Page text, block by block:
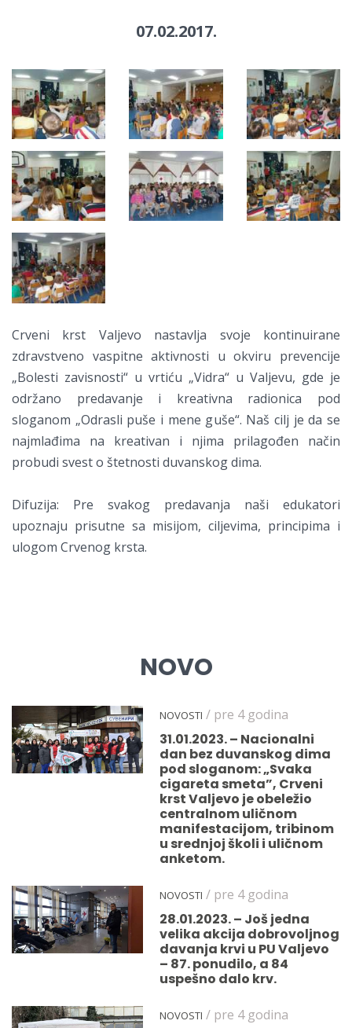
07.02.2017.
Crveni krst Valjevo nastavlja svoje kontinuirane
zdravstveno vaspitne aktivnosti u okviru prevencije
„Bolesti zavisnosti“ u vrtiću „Vidra“ u Valjevu, gde je
održano predavanje i kreativna radionica pod
sloganom „Odrasli puše i mene guše“. Naš cilj je da se
najmlađima na kreativan i njima prilagođen način
probudi svest o štetnosti duvanskog dima.
Difuzija: Pre svakog predavanja naši edukatori
upoznaju prisutne sa misijom, ciljevima, principima i
ulogom Crvenog krsta.
NOVO
NOVOSTI / pre 4 godina
31.01.2023. – Nacionalni
dan bez duvanskog dima
pod sloganom: „Svaka
cigareta smeta”, Crveni
krst Valjevo je obeležio
centralnom uličnom
manifestacijom, tribinom
u srednjoj školi i uličnom
anketom.
NOVOSTI / pre 4 godina
28.01.2023. – Još jedna
velika akcija dobrovoljnog
davanja krvi u PU Valjevo
– 87. ponudilo, a 84
uspešno dalo krv.
NOVOSTI / pre 4 godina